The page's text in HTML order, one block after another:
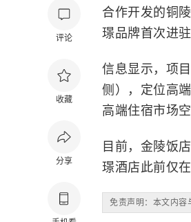
评论
收藏
分享
合作开发的铜
璟品牌首次进驻
信息显示，项
侧），定位高
高端住宿市场空
目前，金陵饭
璟酒店此前仅
免责声明：本文内容